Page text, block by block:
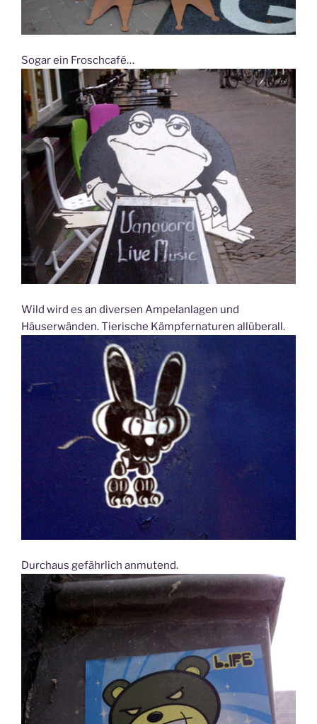
Sogar ein Froschcafé…
Wild wird es an diversen Ampelanlagen und
Häuserwänden. Tierische Kämpfernaturen allüberall.
Durchaus gefährlich anmutend.